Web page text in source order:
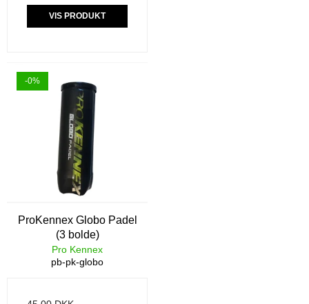
VIS PRODUKT
-0%
ProKennex Globo Padel
(3 bolde)
Pro Kennex
pb-pk-globo